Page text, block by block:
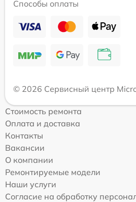
Способы оплаты
© 2026 Сервисный центр
Стоимость ремонта
Оплата и доставка
Контакты
Вакансии
О компании
Ремонтируемые модели
Наши услуги
Согласие на обработку